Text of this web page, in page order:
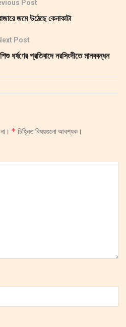
Post
জমে উঠেছে কেনাকাটা
Post
ধর্ষণের প্রতিবাদে নরসিংদীতে মানববন্ধন
* চিহ্নিত বিষয়গুলো আবশ্যক।